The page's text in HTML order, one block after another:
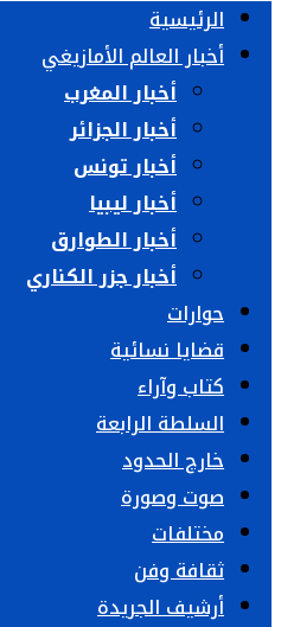
الرئيسية
أخبار العالم الأمازيغي
أخبار المغرب
أخبار الجزائر
أخبار تونس
أخبار ليبيا
أخبار الطوارق
أخبار جزر الكناري
حوارات
قضايا نسائية
كتاب وآراء
السلطة الرابعة
خارج الحدود
صوت وصورة
مختلفات
ثقافة وفن
أرشيف الجريدة